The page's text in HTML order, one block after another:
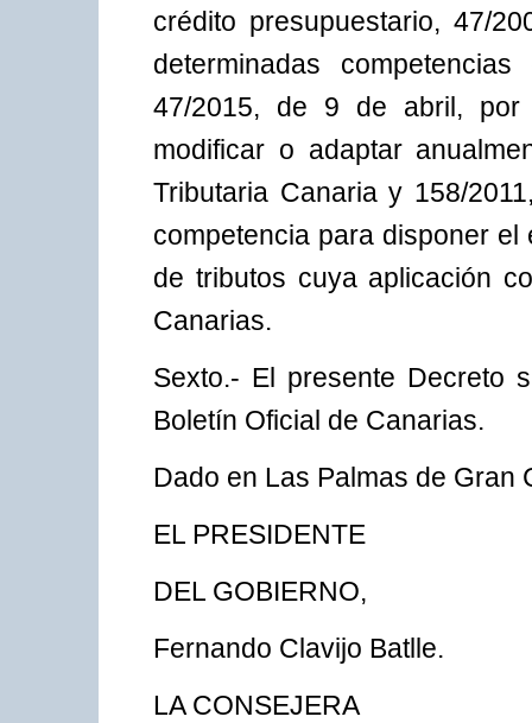
crédito presupuestario, 47/
determinadas
47/2015, de 9 de abril,
modificar o adaptar
Tributaria Canaria y 158/
competencia para disponer
de tributos cuya aplicación
Canarias.
Sexto.- El presente Decreto
Boletín Oficial de Canarias.
Dado en Las Palmas de Gran
EL PRESIDENTE
DEL GOBIERNO,
Fernando Clavijo Batlle.
LA CONSEJERA